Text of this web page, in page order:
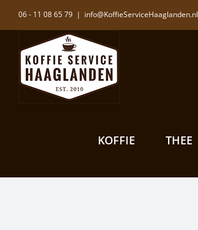
inhoud
06 - 11 08 65 79 | info@KoffieServiceHaaglanden.nl
KOFFIE THEE